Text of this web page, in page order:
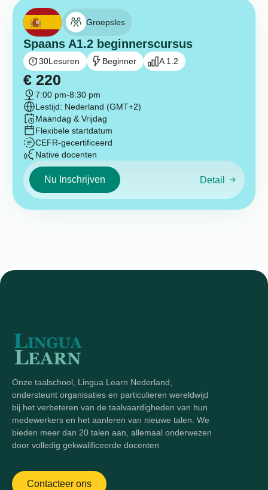
Groepsles
Spaans A1.2 beginnerscursus
30Lesuren Beginner A 1.2
€ 220
7:00 pm-8:30 pm
Lestijd: Nederland (GMT+2)
Maandag & Vrijdag
Flexibele startdatum
CEFR-gecertificeerd
Native docenten
Nu Inschrijven Detail
Onze taalschool, Lingua Learn Nederland,
ondersteunt organisaties en particulieren wereldwijd
bij het verbeteren van de taalvaardigheden van hun
medewerkers en het aanleren van nieuwe talen. We
bieden meer dan 20 talen aan, allemaal onderwezen
door volledig gekwalificeerde docenten
Contacteer ons